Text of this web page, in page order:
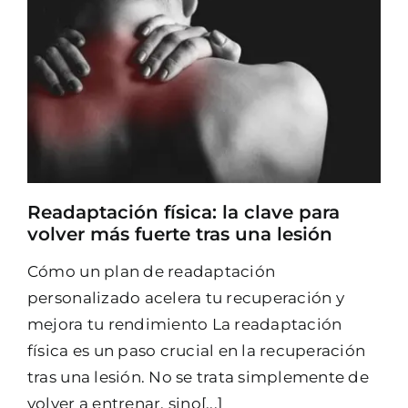
Readaptación física: la clave para
volver más fuerte tras una lesión
Cómo un plan de readaptación
personalizado acelera tu recuperación y
mejora tu rendimiento La readaptación
física es un paso crucial en la recuperación
tras una lesión. No se trata simplemente de
volver a entrenar, sino[...]